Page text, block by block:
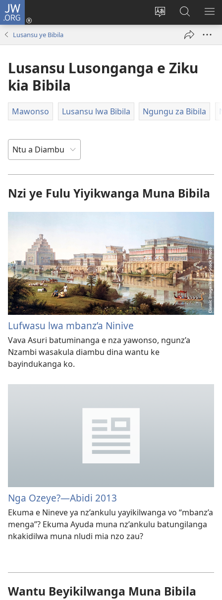
JW.ORG
Soba
nding'a
Kota
(opens
Vavulula
muna
JW.ORG
Lusansu ye Bibila
Lusansu Lusonganga e Ziku
kia Bibila
Mawonso Lusansu lwa Bibila Ngungu za Bibila
Nzi ye Fulu Yiyikwanga Muna Bibila
Lufwasu lwa mbanz’a Ninive
Vava Asuri batuminanga e nza yawonso, ngunz’a
Nzambi wasakula diambu dina wantu ke
bayindukanga ko.
Nga Ozeye?—Abidi 2013
Ekuma e Nineve ya nz’ankulu yayikilwanga vo “mbanz’a
menga”? Ekuma Ayuda muna nz’ankulu batungilanga
nkakidilwa muna nludi mia nzo zau?
Wantu Beyikilwanga Muna Bibila